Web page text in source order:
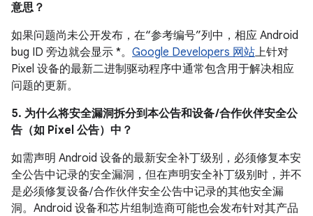
意思？
如果问题尚未公开发布，在“参考编号”列中，相应 Android
bug ID 旁边就会显示 *。 Google Developers 网站上针对
Pixel 设备的最新二进制驱动程序中通常包含用于解决相应
问题的更新。
5. 为什么将安全漏洞拆分到本公告和设备 /合作伙伴安全公
告（如 Pixel 公告）中？
如需声明 Android 设备的最新安全补丁级别，必须修复本安
全公告中记录的安全漏洞，但在声明安全补丁级别时，并不
是必须修复设备/ 合作伙伴安全公告中记录的其他安全漏
洞。Android 设备和芯片组制造商可能也会发布针对其产品